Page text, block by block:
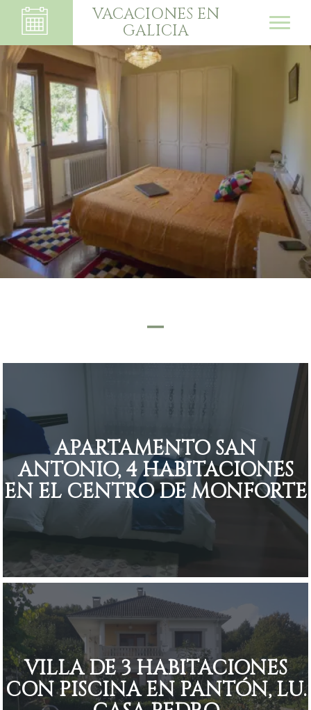
VACACIONES EN
GALICIA
APARTAMENTO SAN
ANTONIO, 4 HABITACIONES
EN EL CENTRO DE MONFORTE
VILLA DE 3 HABITACIONES
CON PISCINA EN PANTÓN, LU.